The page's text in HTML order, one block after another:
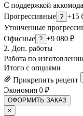
С поддержкой
Прогрессивные ? +15
Утонченные
Офисные ? +9 080 ₽
2. Доп. работы
Работа по
Итого с опциями
Прикрепить рецепт
Экономия 0 ₽
ОФОРМИТЬ ЗАКАЗ
×